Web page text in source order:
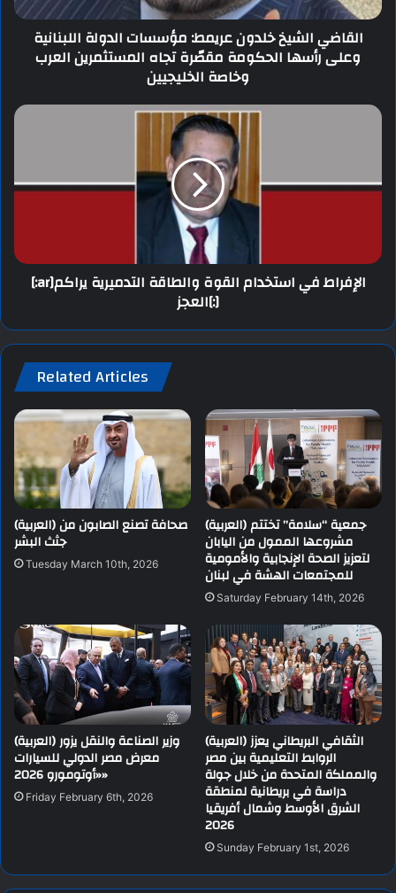
القاضي الشيخ خلدون عريمط: مؤسسات الدولة اللبنانية
وعلى رأسها الحكومة مقصّرة تجاه المستثمرين العرب
وخاصة الخليجيين
[:ar]الإفراط في استخدام القوة والطاقة التدميرية يراكم
العجز[:]
Related Articles
(العربية) صحافة تصنع الصابون من
جثث البشر
Tuesday March 10th, 2026
(العربية) جمعية “سلامة” تختتم
مشروعها الممول من اليابان
لتعزيز الصحة الإنجابية والأمومية
للمجتمعات الهشة في لبنان
Saturday February 14th, 2026
(العربية) وزير الصناعة والنقل يزور
معرض مصر الدولي للسيارات
«أوتومورو 2026»
Friday February 6th, 2026
(العربية) الثقافي البريطاني يعزز
الروابط التعليمية بين مصر
والمملكة المتحدة من خلال جولة
دراسة في بريطانية لمنطقة
الشرق الأوسط وشمال أفريقيا
2026
Sunday February 1st, 2026